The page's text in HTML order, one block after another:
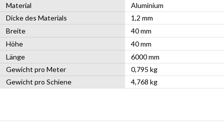
Material
Aluminium
Dicke des Materials
1,2 mm
Breite
40 mm
Höhe
40 mm
Länge
6000 mm
Gewicht pro Meter
0,795 kg
Gewicht pro Schiene
4,768 kg